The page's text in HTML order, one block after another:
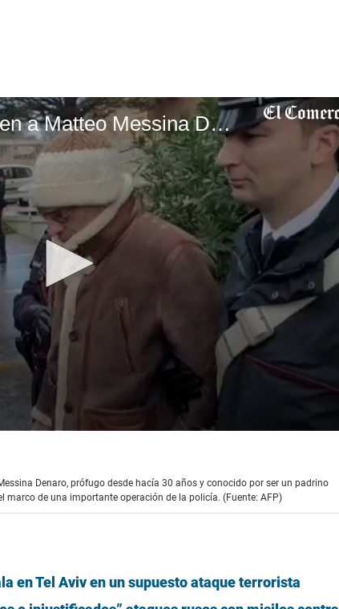
Cae 'El Padrino': Detienen a Matteo Messina Denaro, el mafioso más buscado de Italia
Denaro, prófugo desde hacía 30 años y conocido por ser un padrino
marco de una importante operación de la policía. (Fuente: AFP)
en Tel Aviv en un supuesto ataque terrorista